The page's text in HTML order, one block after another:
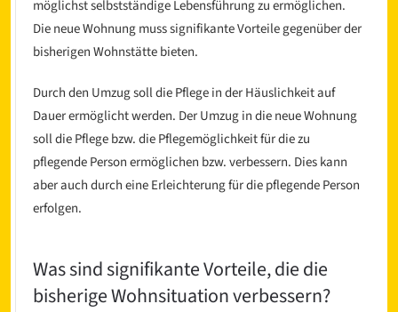
möglichst selbstständige Lebensführung zu ermöglichen.
Die neue Wohnung muss signifikante Vorteile gegenüber der
bisherigen Wohnstätte bieten.
Durch den Umzug soll die Pflege in der Häuslichkeit auf
Dauer ermöglicht werden. Der Umzug in die neue Wohnung
soll die Pflege bzw. die Pflegemöglichkeit für die zu
pflegende Person ermöglichen bzw. verbessern. Dies kann
aber auch durch eine Erleichterung für die pflegende Person
erfolgen.
Was sind signifikante Vorteile, die die
bisherige Wohnsituation verbessern?